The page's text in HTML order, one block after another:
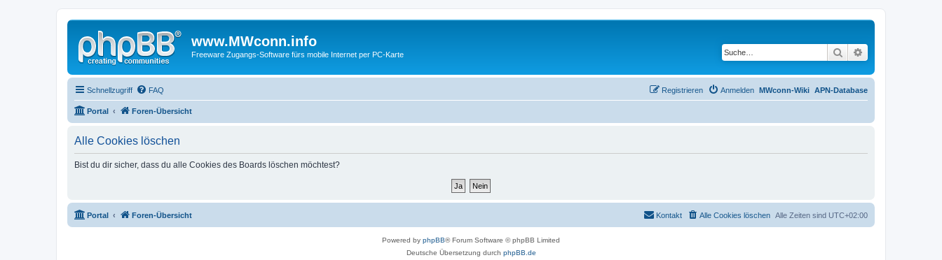
www.MWconn.info
Freeware Zugangs-Software fürs mobile Internet per PC-Karte Suche
Schnellzugriff FAQ APN-Database
MWconn-Wiki
Anmelden
Registrieren
Portal Foren-Übersicht
Alle Cookies löschen
Bist du dir sicher, dass du alle Cookies des Boards löschen möchtest?
Portal Foren-Übersicht Alle Zeiten sind UTC+02:00
Alle Cookies löschen
Kontakt
Powered by phpBB® Forum Software © phpBB Limited
Deutsche Übersetzung durch phpBB.de